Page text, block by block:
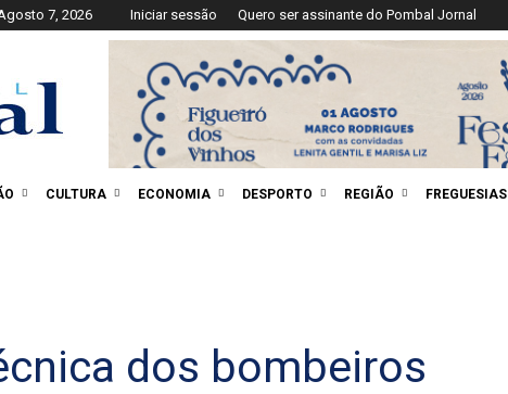
7, 2026 Iniciar sessão Quero ser assinante do Pombal Jornal
CULTURA ECONOMIA DESPORTO REGIÃO FREGUESIAS
dos bombeiros